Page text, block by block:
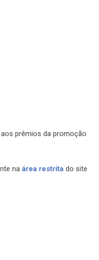
prêmios da promoção
na área restrita do site